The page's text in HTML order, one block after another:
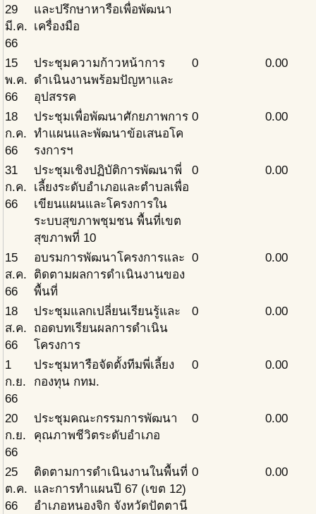
29
มี.ค.
66
และปรึกษาหารือเพื่อพัฒนา
เครื่องมือ
15
พ.ค.
66
ประชุมความก้าวหน้าการ
ดำเนินงานพร้อมปัญหาและ
อุปสรรค
0 0.00
18
ก.ค.
66
ประชุมเพื่อพัฒนาศักยภาพการ
ทำแผนและพัฒนาข้อเสนอโค
รงการฯ
0 0.00
31
ก.ค.
66
ประชุมเชิงปฏิบัติการพัฒนาพี่
เลี้ยงระดับอำเภอและตำบลเพื่อ
เขียนแผนและโครงการใน
ระบบสุขภาพชุมชน พื้นที่เขต
สุขภาพที่ 10
0 0.00
15
ส.ค.
66
อบรมการพัฒนาโครงการและ
ติดตามผลการดำเนินงานของ
พื้นที่
0 0.00
18
ส.ค.
66
ประชุมแลกเปลี่ยนเรียนรู้และ
ถอดบทเรียนผลการดำเนิน
โครงการ
0 0.00
1
ก.ย.
66
ประชุมหารือจัดตั้งทีมพี่เลี้ยง
กองทุน กทม.
0 0.00
20
ก.ย.
66
ประชุมคณะกรรมการพัฒนา
คุณภาพชีวิตระดับอำเภอ
0 0.00
25
ต.ค.
66
ติดตามการดำเนินงานในพื้นที่
และการทำแผนปี 67 (เขต 12)
อำเภอหนองจิก จังหวัดปัตตานี
0 0.00